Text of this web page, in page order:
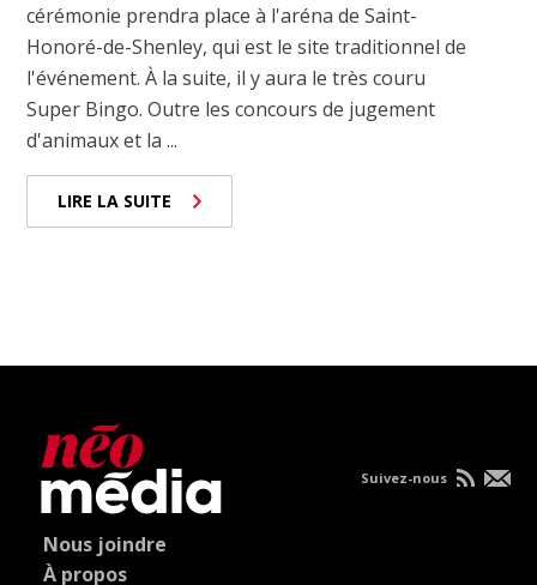
cérémonie prendra place à l'aréna de Saint-
Honoré-de-Shenley, qui est le site traditionnel de
l'événement. À la suite, il y aura le très couru
Super Bingo. Outre les concours de jugement
d'animaux et la ...
LIRE LA SUITE
Nous joindre
À propos
Suivez-nous